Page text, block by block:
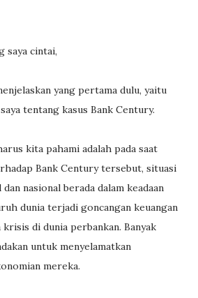
saya cintai,
yang pertama dulu, yaitu
tentang kasus Bank Century.
kita pahami adalah pada saat
Bank Century tersebut, situasi
nasional berada dalam keadaan
dunia terjadi goncangan keuangan
di dunia perbankan. Banyak
untuk menyelamatkan
mereka.